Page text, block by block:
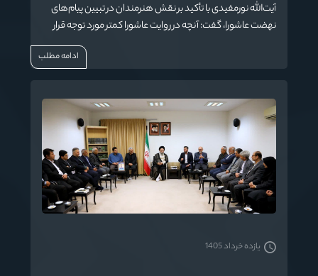
آیت‌الله نورمفیدی با تأکید بر نقش هنرمندان در تبیین پیام‌های
نهضت عاشورا، گفت: آنچه در روایت عاشورا کمتر مورد توجه قرار
گرفته، زیبایی‌ها، عظمت‌ها و جلوه‌های انسانی و الهی این حماسه
بزرگ است و جشنواره ملی عکس «نگاه سرخ» می‌تواند بستری
ادامه مطلب
یازده خرداد 1405